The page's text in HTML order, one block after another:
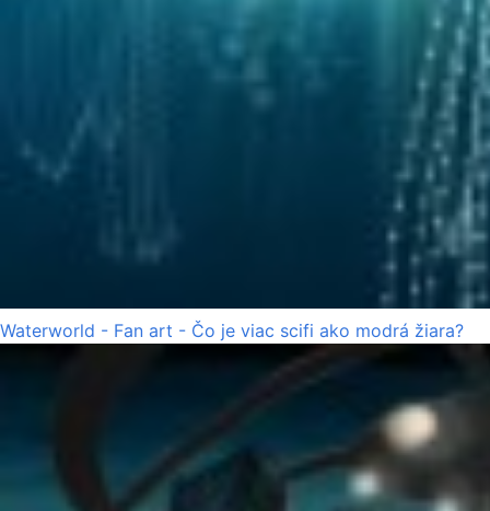
Waterworld - Fan art - Čo je viac scifi ako modrá žiara?